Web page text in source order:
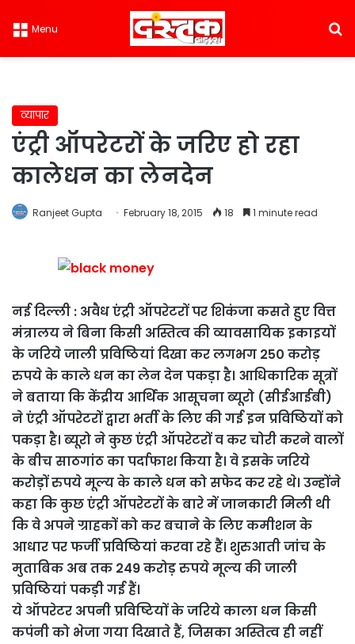
Menu
व्यापार
एंट्री ऑपरेटरों के जरिए हो रहा
कालेधन का लेनदेन
Ranjeet Gupta February 18, 2015 18 1 minute read
नई दिल्ली : अवैध एंट्री ऑपरेटरों पर शिकंजा कसते हुए वित्त
मंत्रालय ने बिना किसी अस्तित्व की व्यावसायिक इकाइयों
के जरिये जाली प्रविष्ठियां दिखा कर लगभग 250 करोड़
रुपये के काले धन का लेन देन पकड़ा है। आधिकारिक सूत्रों
ने बताया कि केंद्रीय आर्थिक आसूचना ब्यूरो (सीईआईबी)
ने एंट्री ऑपरेटरों द्वारा भर्ती के लिए की गई इन प्रविष्ठियों को
पकड़ा है। ब्यूरो ने कुछ एंट्री ऑपरेटरों व कर चोरी करने वालों
के बीच साठगांठ का पर्दाफाश किया है। वे इसके जरिये
करोड़ों रुपये मूल्य के काले धन को सफेद कर रहे थे। उन्होंने
कहा कि कुछ एंट्री ऑपरेटरों के बारे में जानकारी मिली थी
कि वे अपने ग्राहकों को कर बचाने के लिए कमीशन के
आधार पर फर्जी प्रविष्ठियां करवा रहे हैं। शुरुआती जांच के
मुताबिक अब तक 249 करोड़ रुपये मूल्य की जाली
प्रविष्ठियां पकड़ी गई हैं।
ये ऑपरेटर अपनी प्रविष्टियों के जरिये काला धन किसी
कपंनी को भेजा गया दिखाते हैं, जिसका अस्तित्व ही नहीं